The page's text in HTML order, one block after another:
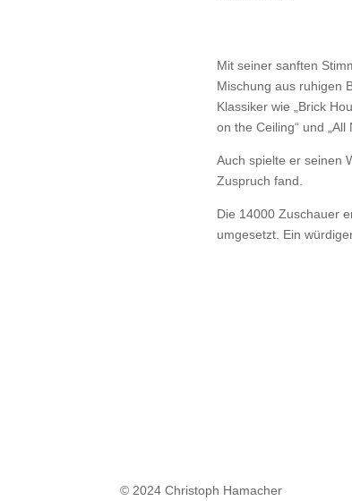
Mit seiner sanften
Mischung aus ruhigen
Klassiker wie „Brick
on the Ceiling“ und „All
Auch spielte er seinen
Zuspruch fand.
Die 14000 Zuschauer
umgesetzt. Ein
© 2024 Christoph Hamacher